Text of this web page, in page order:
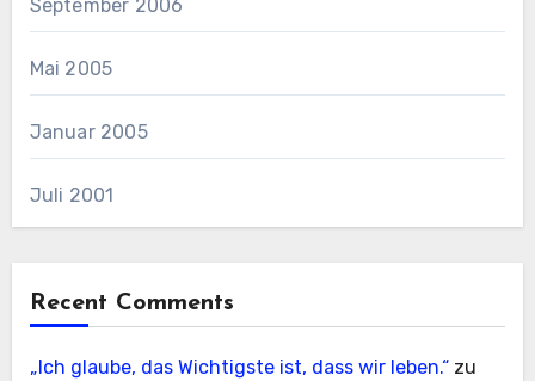
September 2006
Mai 2005
Januar 2005
Juli 2001
Recent Comments
„Ich glaube, das Wichtigste ist, dass wir leben.“zu